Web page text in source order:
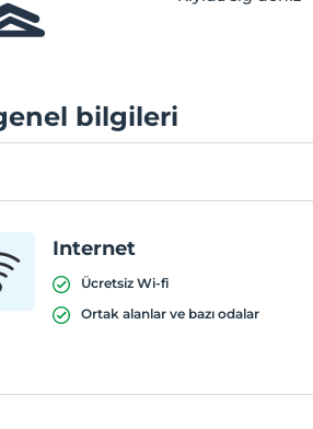
bilgileri
Internet
Ücretsiz Wi-fi
Ortak alanlar ve bazı odalar